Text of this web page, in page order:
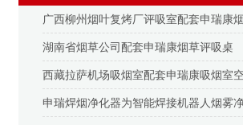
广西柳州烟叶复烤厂评吸室配套申瑞康
湖南省烟草公司配套申瑞康烟草评吸桌
西藏拉萨机场吸烟室配套申瑞康吸烟室
申瑞焊烟净化器为智能焊接机器人烟雾